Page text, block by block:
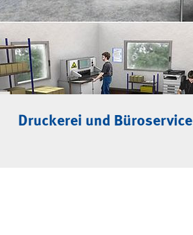
Druckerei und Büroservice